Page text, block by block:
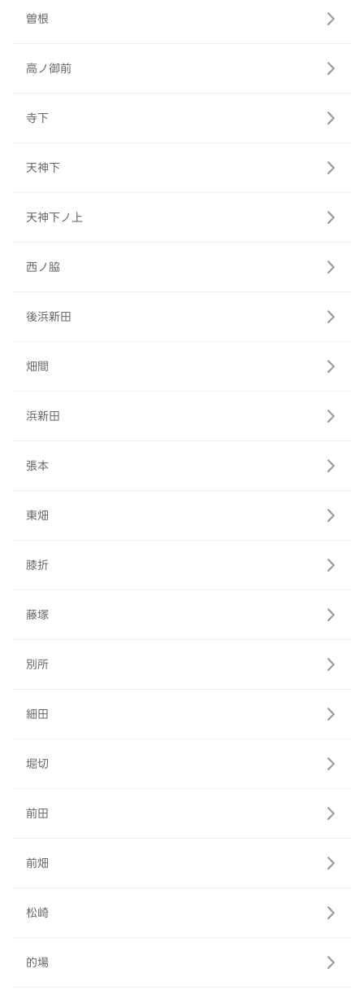
曽根
高ノ御前
寺下
天神下
天神下ノ上
西ノ脇
後浜新田
畑間
浜新田
張本
東畑
膝折
藤塚
別所
細田
堀切
前田
前畑
松崎
的場